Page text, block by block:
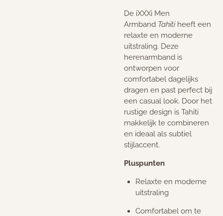
De iXXXi Men
Armband Tahiti heeft een
relaxte en moderne
uitstraling. Deze
herenarmband is
ontworpen voor
comfortabel dagelijks
dragen en past perfect bij
een casual look. Door het
rustige design is Tahiti
makkelijk te combineren
en ideaal als subtiel
stijlaccent.
Pluspunten
Relaxte en moderne
uitstraling
Comfortabel om te